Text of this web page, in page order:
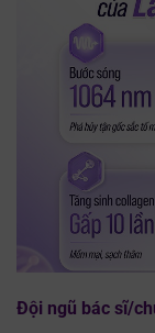
Đội ngũ bác sĩ/